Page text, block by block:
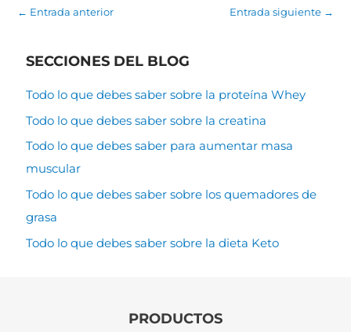
← Entrada anterior Entrada siguiente →
SECCIONES DEL BLOG
Todo lo que debes saber sobre la proteína Whey
Todo lo que debes saber sobre la creatina
Todo lo que debes saber para aumentar masa
muscular
Todo lo que debes saber sobre los quemadores de
grasa
Todo lo que debes saber sobre la dieta Keto
PRODUCTOS